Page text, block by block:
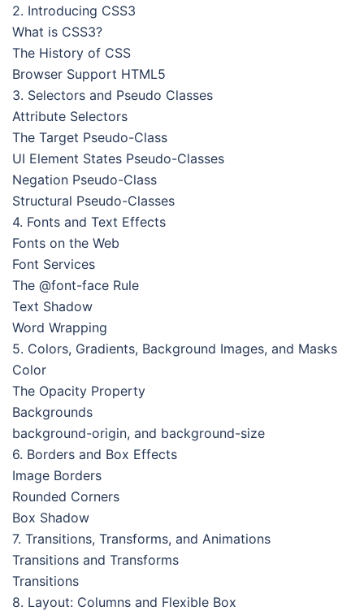
2. Introducing CSS3
What is CSS3?
The History of CSS
Browser Support HTML5
3. Selectors and Pseudo Classes
Attribute Selectors
The Target Pseudo-Class
UI Element States Pseudo-Classes
Negation Pseudo-Class
Structural Pseudo-Classes
4. Fonts and Text Effects
Fonts on the Web
Font Services
The @font-face Rule
Text Shadow
Word Wrapping
5. Colors, Gradients, Background Images, and Masks
Color
The Opacity Property
Backgrounds
background-origin, and background-size
6. Borders and Box Effects
Image Borders
Rounded Corners
Box Shadow
7. Transitions, Transforms, and Animations
Transitions and Transforms
Transitions
8. Layout: Columns and Flexible Box